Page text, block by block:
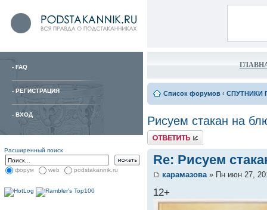
- FAQ
- РЕГИСТРАЦИЯ
- ВХОД
Расширенный поиск
форум web podstakannik.ru
Список форумов ‹ СПУТНИКИ
Рисуем стакан на
Re: Рисуем
карамазова» Пн июн 27,
12+